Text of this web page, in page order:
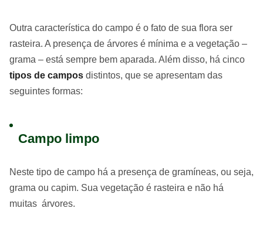
Outra característica do campo é o fato de sua flora ser
rasteira. A presença de árvores é mínima e a vegetação –
grama – está sempre bem aparada. Além disso, há cinco
tipos de campos distintos, que se apresentam das
seguintes formas:
Campo limpo
Neste tipo de campo há a presença de gramíneas, ou seja,
grama ou capim. Sua vegetação é rasteira e não há
muitas árvores.